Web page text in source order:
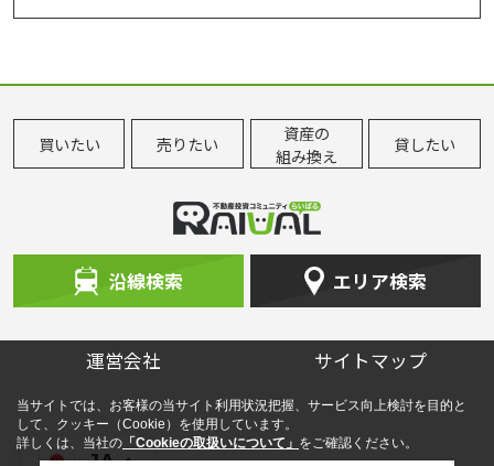
をレポート。飯田橋の変化を、シリーズに分けてわ
かりやすく追っていきます。記念すべき第1回、ぜひ
ご覧ください ！※※画像クリックで駅まちblog「エ
キカツ」へ飛びます（外部リンク）...
2026-05-25
今回ご紹介するのは「飯田橋駅」
ーパーはもちろん、大学や大規模
病院も揃う優れた生活基盤が強み
（サクラテラス）」の誕生で洗練
された雰囲気に一新しま...
買いたい 売りたい
資産の
組み換え
貸したい
沿線検索 エリア検索
運営会社 サイトマップ
当サイトでは、お客様の当サイト利用状況把握、サービス向上検討を目的と
して、クッキー（Cookie）を使用しています。
詳しくは、当社の 「Cookieの取扱いについて」 をご確認ください。